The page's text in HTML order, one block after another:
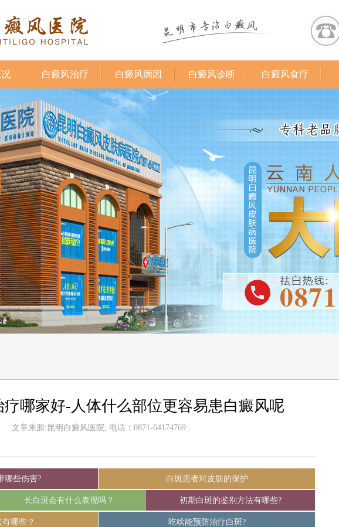
白癜风治疗 白癜风病因 白癜风诊断 白癜风食疗
疗哪家好-人体什么部位更容易患白癜风呢
文章来源:昆明白癜风医院, 电话：0871-64174769
哪些伤害? 白斑患者对皮肤的保护
长白斑会有什么表现吗？ 初期白斑的鉴别方法有哪些?
哪些？ 吃啥能预防治疗白斑?